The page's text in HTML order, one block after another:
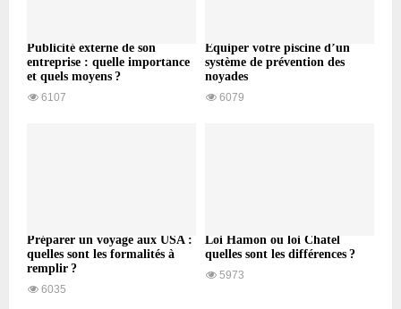
Publicité externe de son
entreprise : quelle importance
et quels moyens ?
6107
Équiper votre piscine d’un
système de prévention des
noyades
6079
Préparer un voyage aux USA :
quelles sont les formalités à
remplir ?
6035
Loi Hamon ou loi Chatel
quelles sont les différences ?
5973